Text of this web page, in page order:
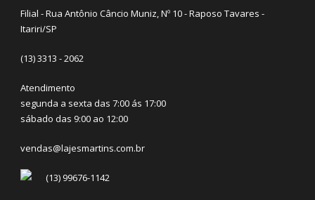
Filial - Rua Antônio Câncio Muniz, Nº 10 - Raposo Tavares -
Itariri/SP
(13) 3313 - 2062
Atendimento
segunda a sexta das 7:00 ás 17:00
sábado das 9:00 ao 12:00
vendas@lajesmartins.com.br
(13) 99676-1142